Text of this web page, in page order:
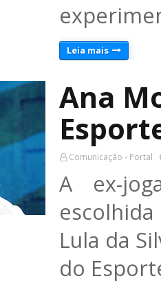
Leia mais
Ana
Comunicação - Portal
A ex-
Lula da
do